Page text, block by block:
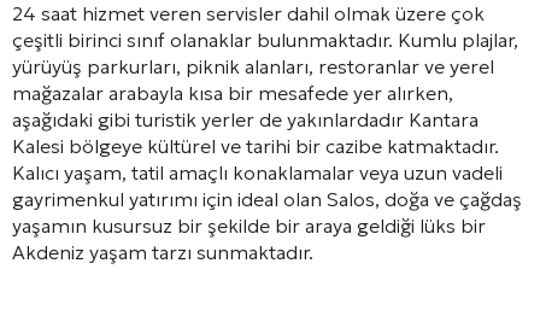
24 saat hizmet veren servisler dahil olmak üzere çok
çeşitli birinci sınıf olanaklar bulunmaktadır. Kumlu plajlar,
yürüyüş parkurları, piknik alanları, restoranlar ve yerel
mağazalar arabayla kısa bir mesafede yer alırken,
aşağıdaki gibi turistik yerler de yakınlardadır Kantara
Kalesi bölgeye kültürel ve tarihi bir cazibe katmaktadır.
Kalıcı yaşam, tatil amaçlı konaklamalar veya uzun vadeli
gayrimenkul yatırımı için ideal olan Salos, doğa ve çağdaş
yaşamın kusursuz bir şekilde bir araya geldiği lüks bir
Akdeniz yaşam tarzı sunmaktadır.